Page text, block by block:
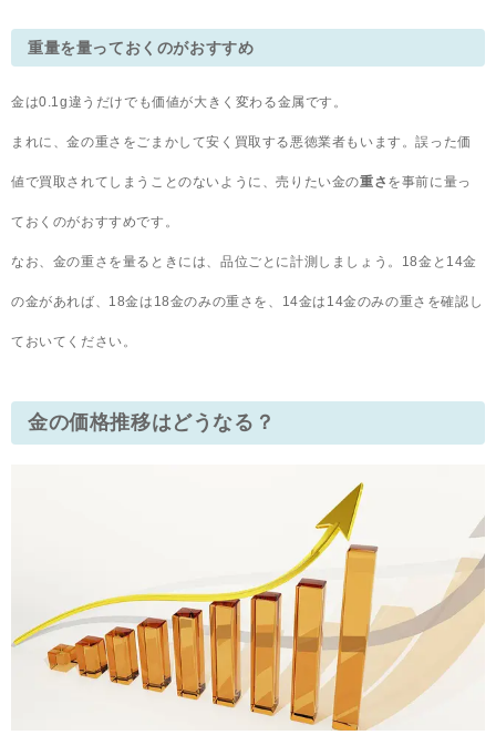
重量を量っておくのがおすすめ
金は0.1g違うだけでも価値が大きく変わる金属です。
まれに、金の重さをごまかして安く買取する悪徳業者もいます。誤った価
値で買取されてしまうことのないように、売りたい金の重さ を事前に量っ
ておくのがおすすめです。
なお、金の重さを量るときには、品位ごとに計測しましょう。18金と14金
の金があれば、18金は18金のみの重さを、14金は14金のみの重さを確認し
ておいてください。
金の価格推移はどうなる？